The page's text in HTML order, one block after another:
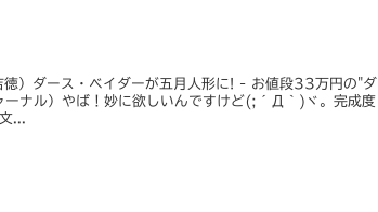
徳）ダース・ベイダーが五月人形に! - お値段33万円の"ダ
ナル）やば！妙に欲しいんですけど(;´Д｀)ヾ。完成度
...